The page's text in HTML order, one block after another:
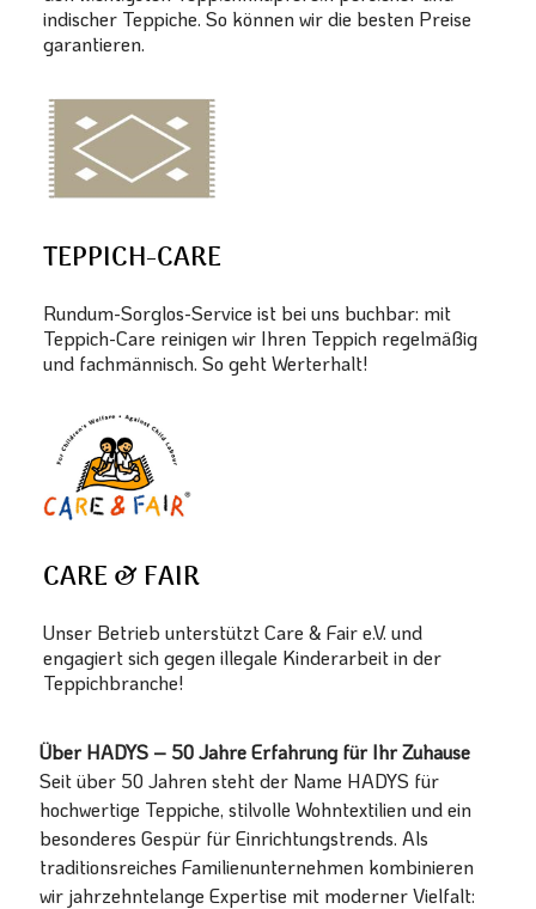
indischer Teppiche. So können wir die besten Preise
garantieren.
TEPPICH-CARE
Rundum-Sorglos-Service ist bei uns buchbar: mit
Teppich-Care reinigen wir Ihren Teppich regelmäßig
und fachmännisch. So geht Werterhalt!
CARE & FAIR
Unser Betrieb unterstützt Care & Fair e.V. und
engagiert sich gegen illegale Kinderarbeit in der
Teppichbranche!
Über HADYS – 50 Jahre Erfahrung für Ihr Zuhause
Seit über 50 Jahren steht der Name HADYS für
hochwertige Teppiche, stilvolle Wohntextilien und ein
besonderes Gespür für Einrichtungstrends. Als
traditionsreiches Familienunternehmen kombinieren
wir jahrzehntelange Expertise mit moderner Vielfalt: